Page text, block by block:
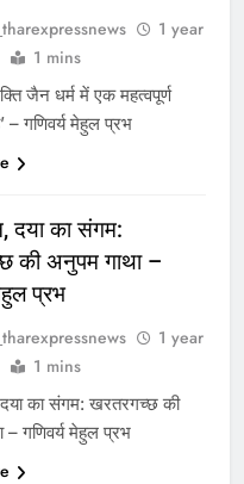
1 year
1 mins
जैन धर्म में एक महत्वपूर्ण
– गणिवर्य मेहुल प्रभ
दया का संगम:
की अनुपम गाथा –
प्रभ
1 year
1 mins
दया का संगम: खरतरगच्छ की
– गणिवर्य मेहुल प्रभ